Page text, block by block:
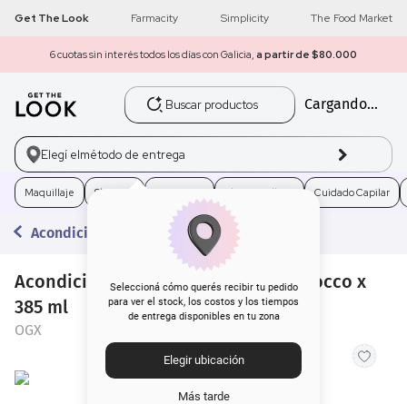
Get The Look Farmacity Simplicity The Food Market
6 cuotas sin interés todos los días con Galicia, a partir de $80.000
Buscar productos
Cargando...
Elegí elmétodo de entrega
Seleccioná cómo querés recibir tu pedido
para ver el stock, los costos y los tiempos
de entrega disponibles en tu zona
Elegir ubicación
Más tarde
Maquillaje Skincare Electro Belleza Cuidado Capilar
Acondicionadores
Acondicionador OGX Argan Oil Morrocco x
385 ml
OGX
1 get the look
2 máscara pestañas
loreal
4. brochas
5. corrector
6.